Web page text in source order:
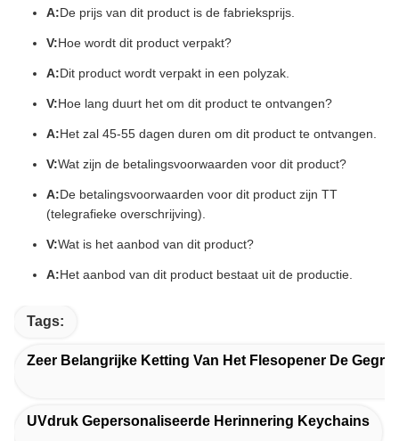
A:De prijs van dit product is de fabrieksprijs.
V:Hoe wordt dit product verpakt?
A:Dit product wordt verpakt in een polyzak.
V:Hoe lang duurt het om dit product te ontvangen?
A:Het zal 45-55 dagen duren om dit product te ontvangen.
V:Wat zijn de betalingsvoorwaarden voor dit product?
A:De betalingsvoorwaarden voor dit product zijn TT
(telegrafieke overschrijving).
V:Wat is het aanbod van dit product?
A:Het aanbod van dit product bestaat uit de productie.
Tags:
Zeer Belangrijke Ketting Van Het Flesopener De
UVdruk Gepersonaliseerde Herinnering Keychains